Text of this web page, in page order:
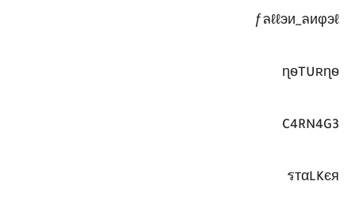
ƒลℓℓэи_ลиφэℓ
ɳѳTUʀɳѳ
C4RN4G3
รтαLKєя